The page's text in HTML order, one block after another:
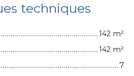
techniques
142 m²
142 m²
7